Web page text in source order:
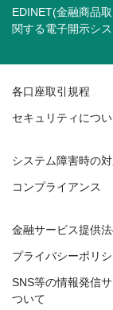
EDINET(金融商品
関する電子開示シ
各口座取引規程
セキュリティにつ
システム障害時の
コンプライアンス
金融サービス提供
プライバシーポリ
SNS等の情報発信
ついて